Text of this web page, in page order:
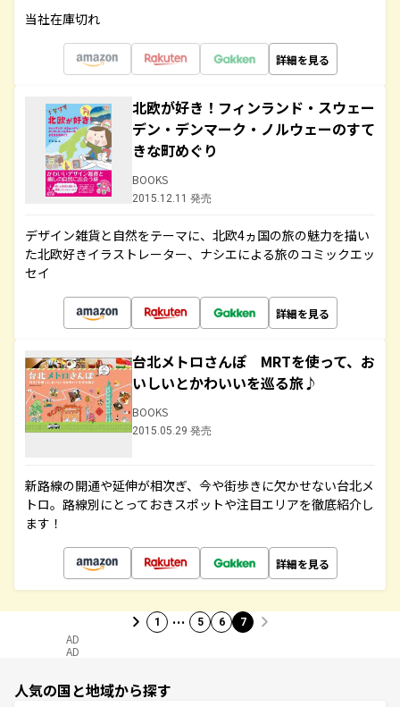
当社在庫切れ
詳細を見る
北欧が好き！フィンランド・スウェー
デン・デンマーク・ノルウェーのすて
きな町めぐり
BOOKS
2015.12.11 発売
デザイン雑貨と自然をテーマに、北欧4ヵ国の旅の魅力を描い
た北欧好きイラストレーター、ナシエによる旅のコミックエッ
セイ
詳細を見る
台北メトロさんぽ MRTを使って、お
いしいとかわいいを巡る旅♪
BOOKS
2015.05.29 発売
新路線の開通や延伸が相次ぎ、今や街歩きに欠かせない台北メ
トロ。路線別にとっておきスポットや注目エリアを徹底紹介し
ます！
詳細を見る
1 … 5 6 7
AD
AD
人気の国と地域から探す